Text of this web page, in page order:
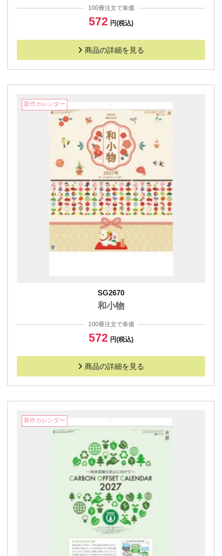
100冊注文で単価
572 円(税込)
商品の詳細を見る
新作カレンダー
SG2670
和小物
100冊注文で単価
572 円(税込)
商品の詳細を見る
新作カレンダー